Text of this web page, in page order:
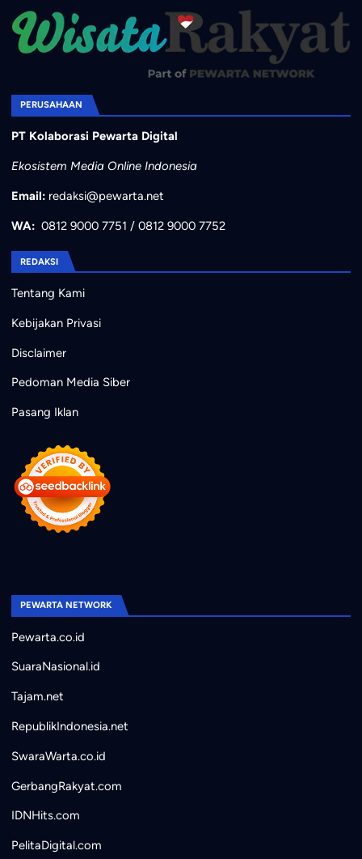
PERUSAHAAN
PT Kolaborasi Pewarta Digital
Ekosistem Media Online Indonesia
Email: redaksi@pewarta.net
WA: 0812 9000 7751 / 0812 9000 7752
REDAKSI
Tentang Kami
Kebijakan Privasi
Disclaimer
Pedoman Media Siber
Pasang Iklan
PEWARTA NETWORK
Pewarta.co.id
SuaraNasional.id
Tajam.net
RepublikIndonesia.net
SwaraWarta.co.id
GerbangRakyat.com
IDNHits.com
PelitaDigital.com